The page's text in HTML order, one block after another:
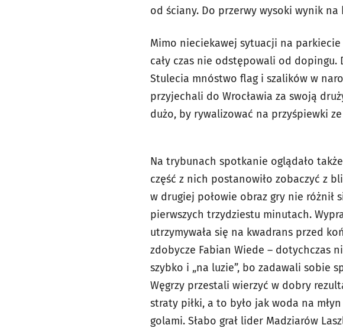
od ściany. Do przerwy wysoki wynik na
Mimo nieciekawej sytuacji na
cały czas nie odstępowali od
Stulecia mnóstwo flag i szalików w
przyjechali do Wrocławia za swoją
dużo, by rywalizować na przyśpiewki
Na trybunach spotkanie oglądało
część z nich postanowiło zobaczyć z
w drugiej połowie obraz gry nie różnił
pierwszych trzydziestu minutach.
utrzymywała się na kwadrans przed
zdobycze Fabian Wiede – dotychczas
szybko i „na luzie”, bo zadawali sobie
Węgrzy przestali wierzyć w dobry
straty piłki, a to było jak woda na
golami. Słabo grał lider Madziarów